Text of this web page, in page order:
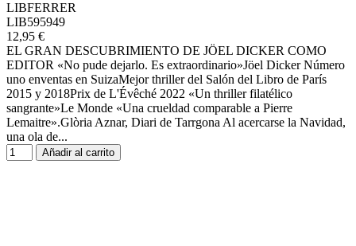
LIBFERRER
LIB595949
12,95 €
EL GRAN DESCUBRIMIENTO DE JÖEL DICKER COMO
EDITOR «No pude dejarlo. Es extraordinario»Jöel Dicker Número
uno enventas en SuizaMejor thriller del Salón del Libro de París
2015 y 2018Prix de L'Évêché 2022 «Un thriller filatélico
sangrante»Le Monde «Una crueldad comparable a Pierre
Lemaitre».Glòria Aznar, Diari de Tarrgona Al acercarse la Navidad,
una ola de...
Añadir al carrito